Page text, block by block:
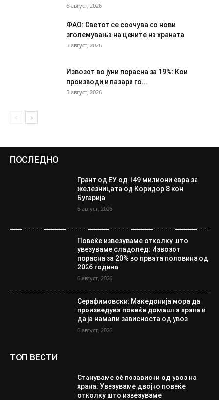
6 август, 2026
ФАО: Светот се соочува со нови
зголемувања на цените на храната
5 август, 2026
Извозот во јуни порасна за 19%: Кои
производи и пазари го...
5 август, 2026
ПОСЛЕДНО
Грант од ЕУ од 149 милиони евра за
железницата од Коридор 8 кон
Бугарија
6 август, 2026
Повеќе извезуваме отколку што
увезуваме сладолед: Извозот
порасна за 20% во првата половина од
2026 година
6 август, 2026
Серафимовски: Македонија мора да
произведува повеќе домашна храна и
да ја намали зависноста од увоз
6 август, 2026
ТОП ВЕСТИ
Стануваме сè позависни од увоз на
храна: Увезуваме двојно повеќе
отколку што извезуваме